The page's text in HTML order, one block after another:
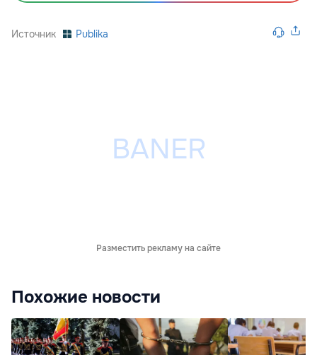
Источник Publika
Разместить рекламу на сайте
Похожие новости